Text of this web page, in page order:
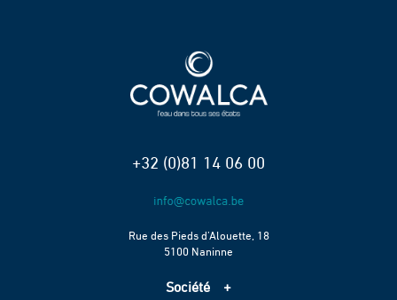
+32 (0)81 14 06 00
Rue des Pieds d’Alouette, 18
5100 Naninne
Société